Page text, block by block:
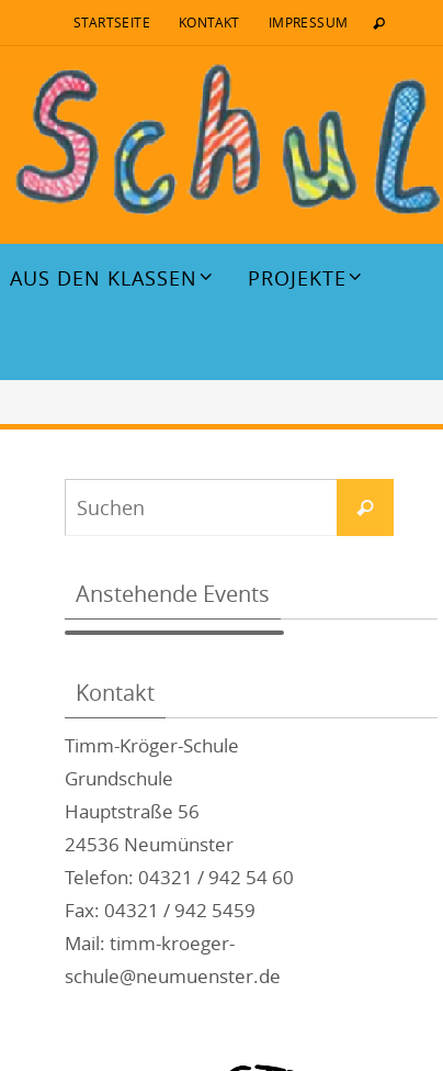
STARTSEITE KONTAKT IMPRESSUM
AUS DEN KLASSEN PROJEKTE
Anstehende Events
Kontakt
Timm-Kröger-Schule
Grundschule
Hauptstraße 56
24536 Neumünster
Telefon: 04321 / 942 54 60
Fax: 04321 / 942 5459
Mail: timm-kroeger-
schule@neumuenster.de